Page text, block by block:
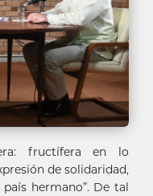
fructífera en lo
de solidaridad,
hermano”. De tal